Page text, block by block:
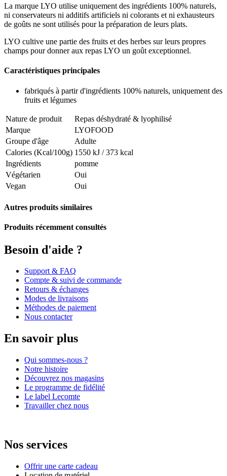
La marque LYO utilise uniquement des ingrédients 100% naturels,
ni conservateurs ni additifs artificiels ni colorants et ni exhausteurs
de goûts ne sont utilisés pour la préparation de leurs plats.
LYO cultive une partie des fruits et des herbes sur leurs propres
champs pour donner aux repas LYO un goût exceptionnel.
Caractéristiques principales
fabriqués à partir d'ingrédients 100% naturels, uniquement des
fruits et légumes
Nature de produit
Repas déshydraté & lyophilisé
Marque
LYOFOOD
Groupe d'âge
Adulte
Calories (Kcal/100g) 1550 kJ / 373 kcal
Ingrédients
pomme
Végétarien
Oui
Vegan
Oui
Autres produits similaires
Produits récemment consultés
Besoin d'aide ?
Support & FAQ
Compte & suivi de commande
Retours & échanges
Modes de livraisons
Méthodes de paiement
Nous contacter
En savoir plus
Qui sommes-nous ?
Notre histoire
Découvrez nos magasins
Le programme de fidélité
Le label Lecomte
Travailler chez nous
Nos services
Offrir une carte cadeau